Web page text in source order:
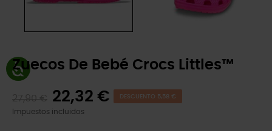
Zuecos De Bebé Crocs Littles™
22,32 € DESCUENTO 5,58 €
Impuestos incluidos